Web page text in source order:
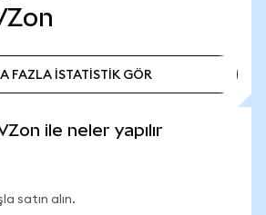
FAZLA İSTATİSTİK GÖR
ile neler yapılır
satın alın.